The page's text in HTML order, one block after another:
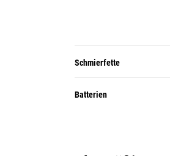
Schmierfette
Batterien